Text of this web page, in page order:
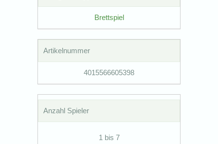
Brettspiel
Artikelnummer
4015566605398
Anzahl Spieler
1 bis 7